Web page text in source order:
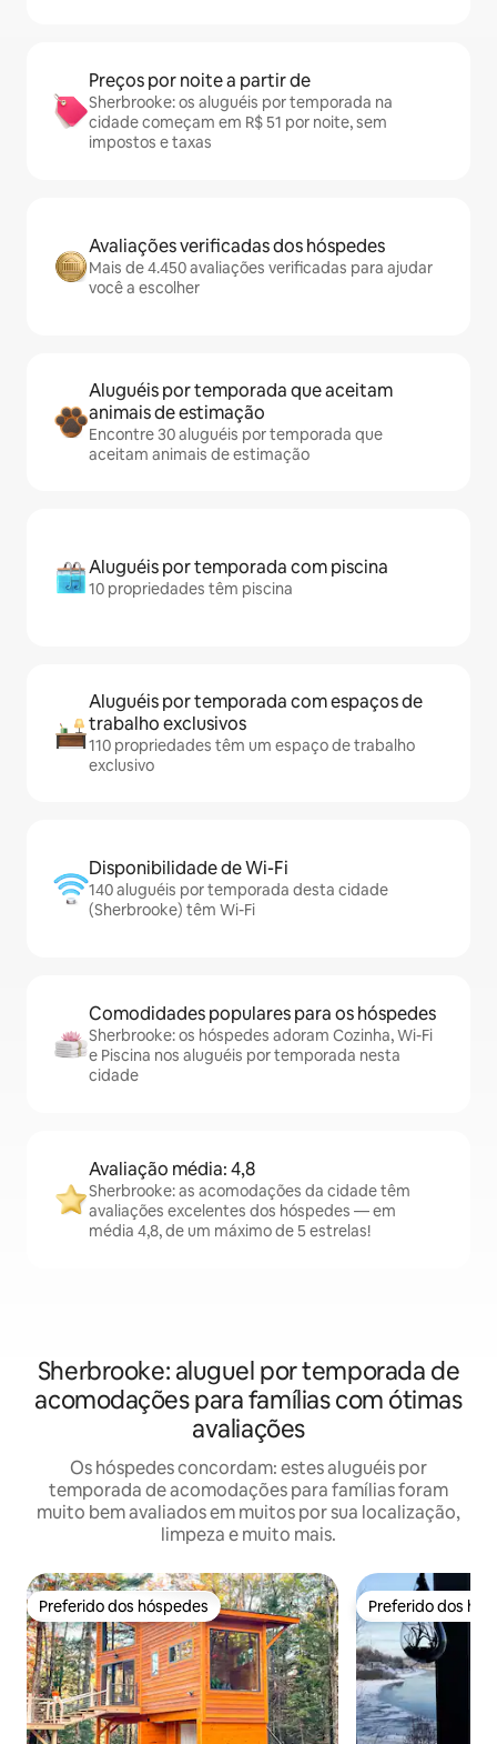
Preços por noite a partir de
Sherbrooke: os aluguéis por temporada na
cidade começam em R$ 51 por noite, sem
impostos e taxas
Avaliações verificadas dos hóspedes
Mais de 4.450 avaliações verificadas para ajudar
você a escolher
Aluguéis por temporada que aceitam
animais de estimação
Encontre 30 aluguéis por temporada que
aceitam animais de estimação
Aluguéis por temporada com piscina
10 propriedades têm piscina
Aluguéis por temporada com espaços de
trabalho exclusivos
110 propriedades têm um espaço de trabalho
exclusivo
Disponibilidade de Wi-Fi
140 aluguéis por temporada desta cidade
(Sherbrooke) têm Wi-Fi
Comodidades populares para os hóspedes
Sherbrooke: os hóspedes adoram Cozinha, Wi-Fi
e Piscina nos aluguéis por temporada nesta
cidade
Avaliação média: 4,8
Sherbrooke: as acomodações da cidade têm
avaliações excelentes dos hóspedes — em
média 4,8, de um máximo de 5 estrelas!
Sherbrooke: aluguel por temporada de
acomodações para famílias com ótimas
avaliações
Os hóspedes concordam: estes aluguéis por
temporada de acomodações para famílias foram
muito bem avaliados em muitos por sua localização,
limpeza e muito mais.
Preferido dos hóspedes
Preferido dos hóspedes Preferido dos
Preferido dos